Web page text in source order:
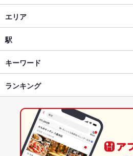
居酒屋
和風
柏・南柏・我孫子 × 居酒屋
柏・南柏・我孫子 × 和風
柏駅 × 居酒屋
柏駅 × 和風
エリア
柏
柏 × 居酒屋
柏 × 和風
柏 × 和食
柏 × 焼き鳥・鶏料理
駅
柏駅
新松戸駅
南柏駅
キーワード
からあげ
石焼きビビンバ
ランキング
千葉のグルメランキング
千葉の居酒屋ランキング
柏・南柏・我孫子のグルメランキング